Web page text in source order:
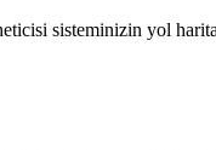
sisteminizin yol